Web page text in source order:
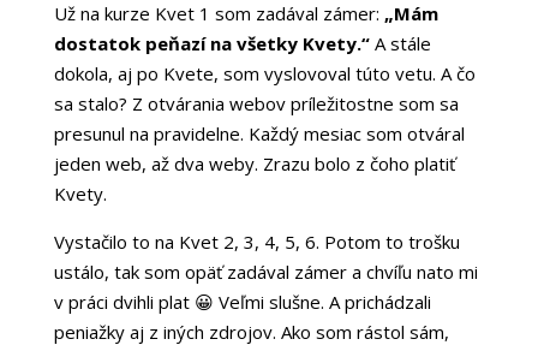
Už na kurze Kvet 1 som zadával zámer: „Mám
dostatok peňazí na všetky Kvety.“ A stále
dokola, aj po Kvete, som vyslovoval túto vetu. A čo
sa stalo? Z otvárania webov príležitostne som sa
presunul na pravidelne. Každý mesiac som otváral
jeden web, až dva weby. Zrazu bolo z čoho platiť
Kvety.
Vystačilo to na Kvet 2, 3, 4, 5, 6. Potom to trošku
ustálo, tak som opäť zadával zámer a chvíľu nato mi
v práci dvihli plat 😀 Veľmi slušne. A prichádzali
peniažky aj z iných zdrojov. Ako som rástol sám,